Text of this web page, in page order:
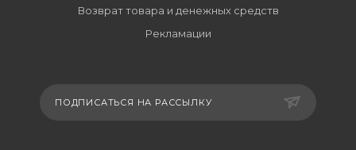
Возврат товара и денежных средств
Рекламации
ПОДПИСАТЬСЯ НА РАССЫЛКУ